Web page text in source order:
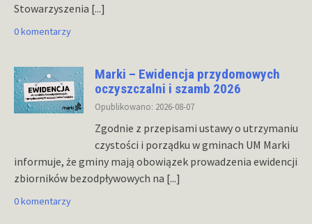
Stowarzyszenia [...]
0 komentarzy
Marki – Ewidencja przydomowych
oczyszczalni i szamb 2026
Opublikowano: 2026-08-07
Zgodnie z przepisami ustawy o utrzymaniu
czystości i porządku w gminach UM Marki
informuje, że gminy mają obowiązek prowadzenia ewidencji
zbiorników bezodpływowych na [...]
0 komentarzy